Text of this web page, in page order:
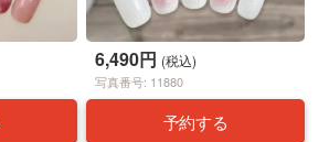
6,490円 (税込)
写真番号: 11880
予約する